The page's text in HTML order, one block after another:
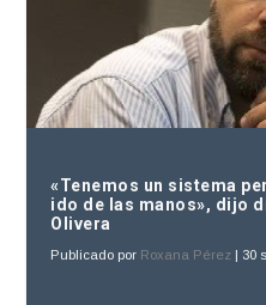
«Tenemos un sistema
ido de las manos», dijo
Olivera
Publicado por Roxana Pérez | 30